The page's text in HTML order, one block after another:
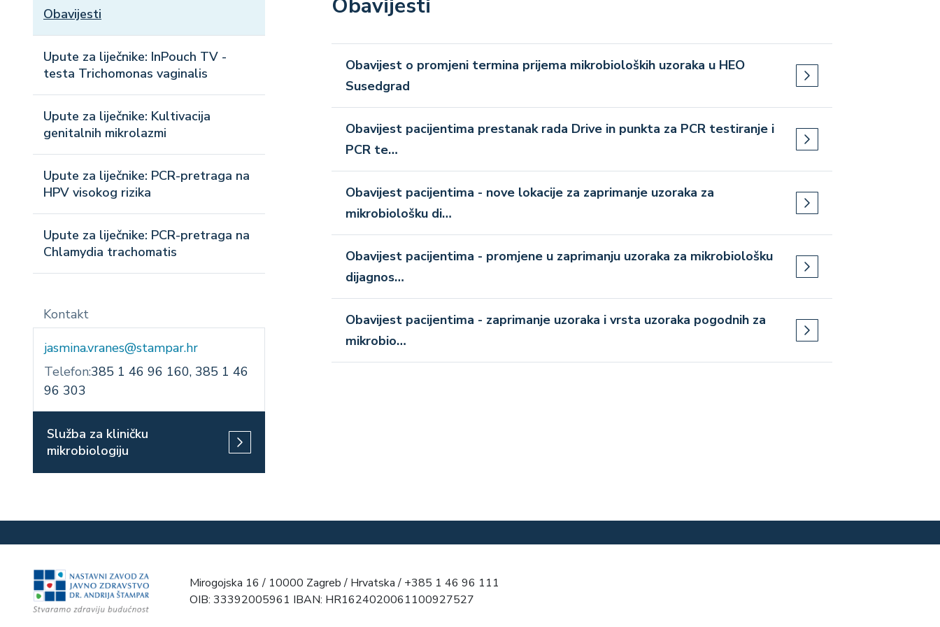
Obavijesti
Upute za liječnike: InPouch TV -
testa Trichomonas vaginalis
Upute za liječnike: Kultivacija
genitalnih mikrolazmi
Upute za liječnike: PCR-pretraga na
HPV visokog rizika
Upute za liječnike: PCR-pretraga na
Chlamydia trachomatis
Kontakt
jasmina.vranes@stampar.hr
Telefon:385 1 46 96 160, 385 1 46
96 303
Služba za kliničku
mikrobiologiju
Obavijesti
Obavijest o promjeni termina prijema mikrobioloških uzoraka u HEO
Susedgrad
Obavijest pacijentima prestanak rada Drive in punkta za PCR testiranje i
PCR te…
Obavijest pacijentima - nove lokacije za zaprimanje uzoraka za
mikrobiološku di…
Obavijest pacijentima - promjene u zaprimanju uzoraka za mikrobiološku
dijagnos…
Obavijest pacijentima - zaprimanje uzoraka i vrsta uzoraka pogodnih za
mikrobio…
Mirogojska 16 / 10000 Zagreb / Hrvatska / +385 1 46 96 111
OIB: 33392005961 IBAN: HR1624020061100927527